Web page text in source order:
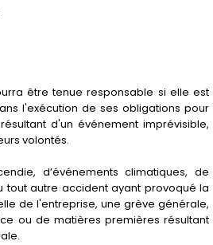
être tenue responsable si elle est
l'exécution de ses obligations pour
d'un événement imprévisible,
volontés.
d’événements climatiques, de
tout autre accident ayant provoqué la
de l'entreprise, une grève générale,
ou de matières premières résultant